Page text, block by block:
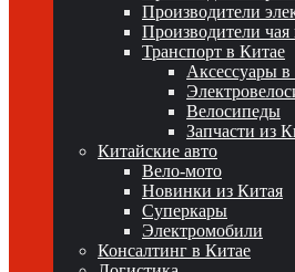
Производители
Производители
Транспорт в Китае
Аксессуары в
Велосипеды
Запчасти из
Китайские авто
Вело-мото
Новинки из Китая
Суперкары
Электромобили
Консалтинг в Китае